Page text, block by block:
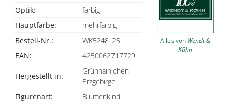
Optik:
farbig
Hauptfarbe:
mehrfarbig
Bestell-Nr.:
WK5248_25
EAN:
4250062717729
Hergestellt in:
Grünhainichen
Erzgebirge
Figurenart:
Blumenkind
Alles von Wendt &
Kühn